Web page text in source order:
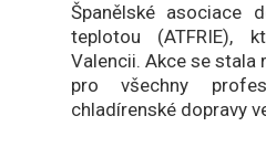
Španělské asociace
teplotou (ATFRIE),
Valencii. Akce se stala
pro všechny
chladírenské dopravy